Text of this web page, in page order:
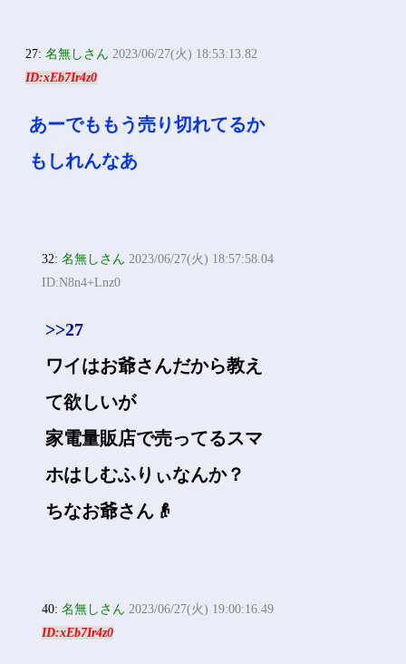
27:名無しさん 2023/06/27(火) 18:53:13.82
ID:xEb7Ir4z0
あーでももう売り切れてるか
もしれんなあ
32:名無しさん 2023/06/27(火) 18:57:58.04
ID:N8n4+Lnz0
>>27
ワイはお爺さんだから教え
て欲しいが
家電量販店で売ってるスマ
ホはしむふりぃなんか？
ちなお爺さん👴
40:名無しさん 2023/06/27(火) 19:00:16.49
ID:xEb7Ir4z0